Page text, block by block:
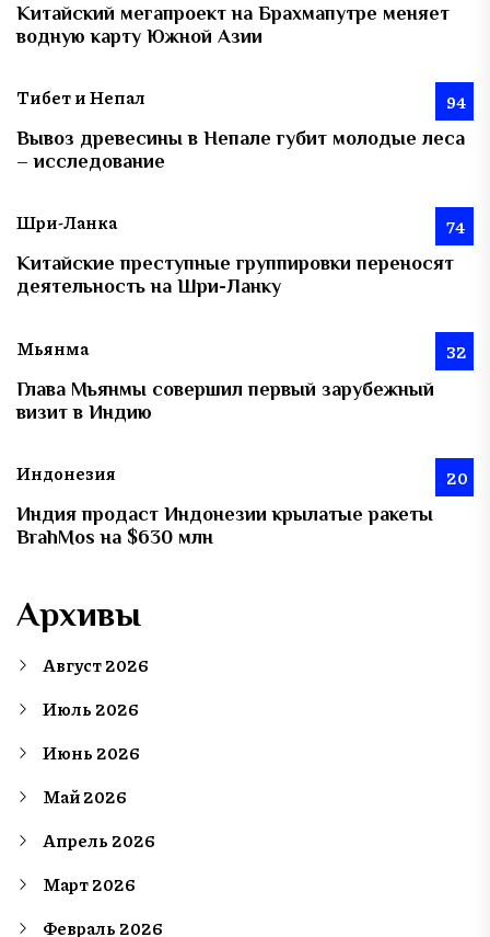
Китайский мегапроект на Брахмапутре меняет
водную карту Южной Азии
Тибет и Непал 94
Вывоз древесины в Непале губит молодые леса
– исследование
Шри-Ланка 74
Китайские преступные группировки переносят
деятельность на Шри-Ланку
Мьянма 32
Глава Мьянмы совершил первый зарубежный
визит в Индию
Индонезия 20
Индия продаст Индонезии крылатые ракеты
BrahMos на $630 млн
Архивы
Август 2026
Июль 2026
Июнь 2026
Май 2026
Апрель 2026
Март 2026
Февраль 2026